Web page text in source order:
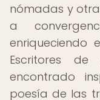
nómadas y
a
enriqueciendo
Escritores de
encontrado
poesía de las